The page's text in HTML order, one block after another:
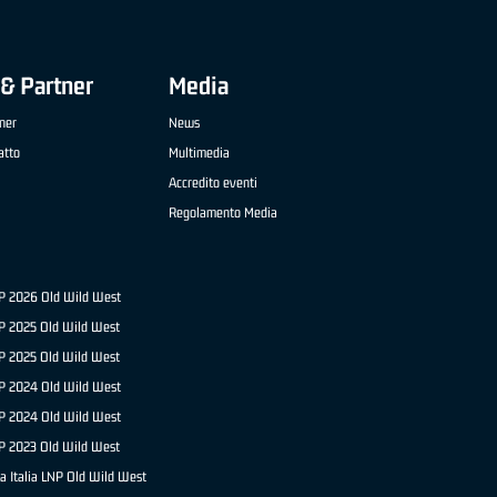
Partner Media
News
Multimedia
Accredito eventi
Regolamento Media
2026 Old Wild West
2025 Old Wild West
2025 Old Wild West
2024 Old Wild West
2024 Old Wild West
2023 Old Wild West
Italia LNP Old Wild West